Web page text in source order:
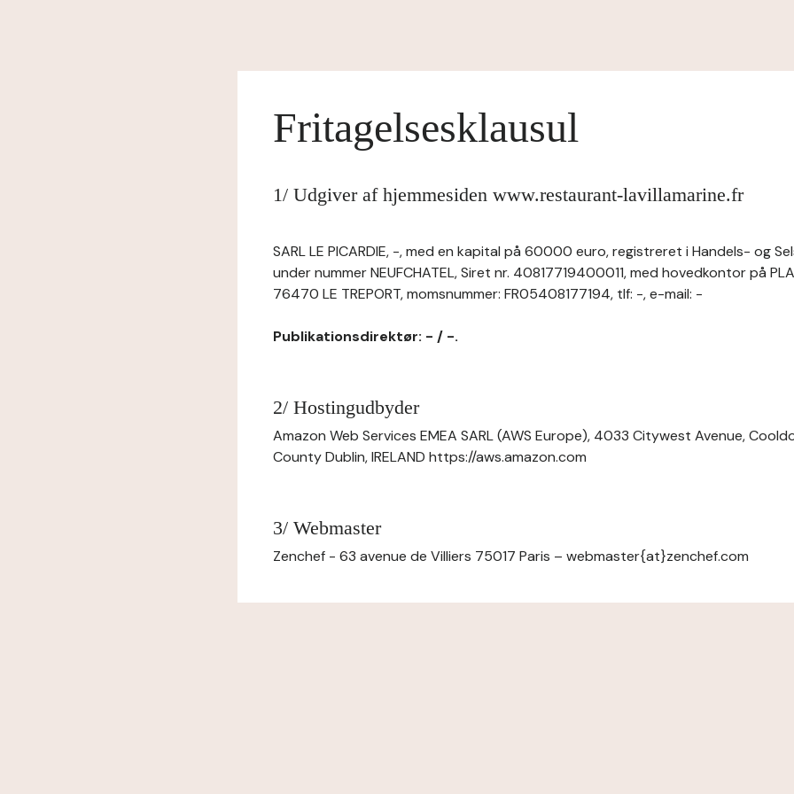
Fritagelsesklausul
1/ Udgiver af hjemmesiden www.restaurant-lavillamarine.fr
SARL LE PICARDIE, -, med en kapital på 60000 euro, registreret i Handels- og
under nummer NEUFCHATEL, Siret nr. 40817719400011, med hovedkontor på
76470 LE TREPORT, momsnummer: FR05408177194, tlf: -, e-mail: -
Publikationsdirektør: - / -.
2/ Hostingudbyder
Amazon Web Services EMEA SARL (AWS Europe), 4033 Citywest Avenue,
County Dublin, IRELAND https://aws.amazon.com
3/ Webmaster
Zenchef - 63 avenue de Villiers 75017 Paris – webmaster{at}zenchef.com